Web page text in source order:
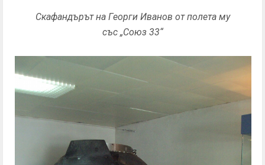
Скафандърът на Георги Иванов от полета му
със „Союз 33“